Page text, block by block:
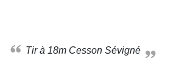
Tir à 18m Cesson Sévigné